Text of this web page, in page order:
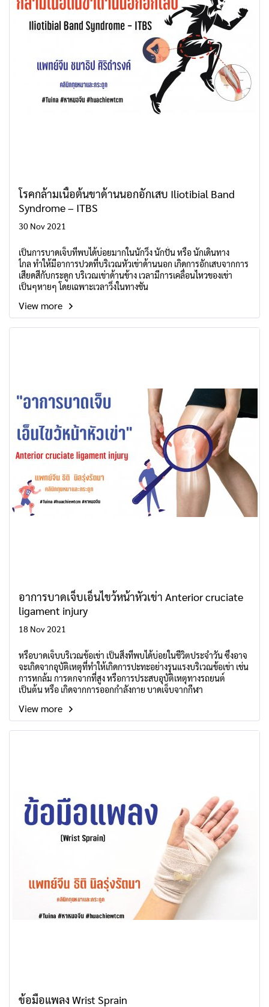
โรคกล้ามเนื้อต้นขาด้านนอกอักเสบ Iliotibial Band
Syndrome – ITBS
30 Nov 2021
เป็นการบาดเจ็บที่พบได้บ่อยมากในนักวิ่ง นักปั่น หรือ นักเดินทาง
ไกล ทำให้มีอาการปวดที่บริเวณหัวเข่าด้านนอก เกิดการอักเสบจากการ
เสียดสีกับกระดูก บริเวณเข่าด้านข้าง เวลามีการเคลื่อนไหวของเข่า
เป็นๆหายๆ โดยเฉพาะเวลาวิ่งในทางชัน
View more
อาการบาดเจ็บเอ็นไขว้หน้าหัวเข่า Anterior cruciate
ligament injury
18 Nov 2021
หรือบาดเจ็บบริเวณข้อเข่า เป็นสิ่งที่พบได้บ่อยในชีวิตประจำวัน ซึ่งอาจ
จะเกิดจากอุบัติเหตุที่ทำให้เกิดการปะทะอย่างรุนแรงบริเวณข้อเข่า เช่น
การหกล้ม การตกจากที่สูง หรือการประสบอุบัติเหตุทางรถยนต์
เป็นต้น หรือ เกิดจากการออกกำลังกาย บาดเจ็บจากกีฬา
View more
ข้อมือแพลง Wrist Sprain